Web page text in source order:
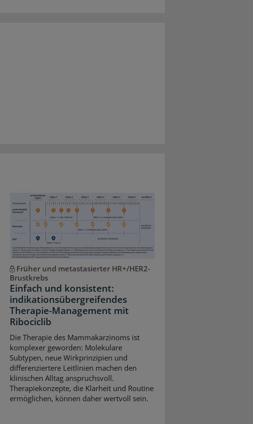
Früher und metastasierter HR+/HER2-
Brustkrebs
Einfach und konsistent:
indikationsübergreifendes
Therapie-Management mit
Ribociclib
Die Therapie des Mammakarzinoms ist
komplexer geworden: Molekulare
Subtypen, neue Wirkprinzipien und
differenziertere Leitlinien machen den
klinischen Alltag anspruchsvoll.
Therapiekonzepte, die Klarheit und Routine
ermöglichen, können daher wertvoll sein.